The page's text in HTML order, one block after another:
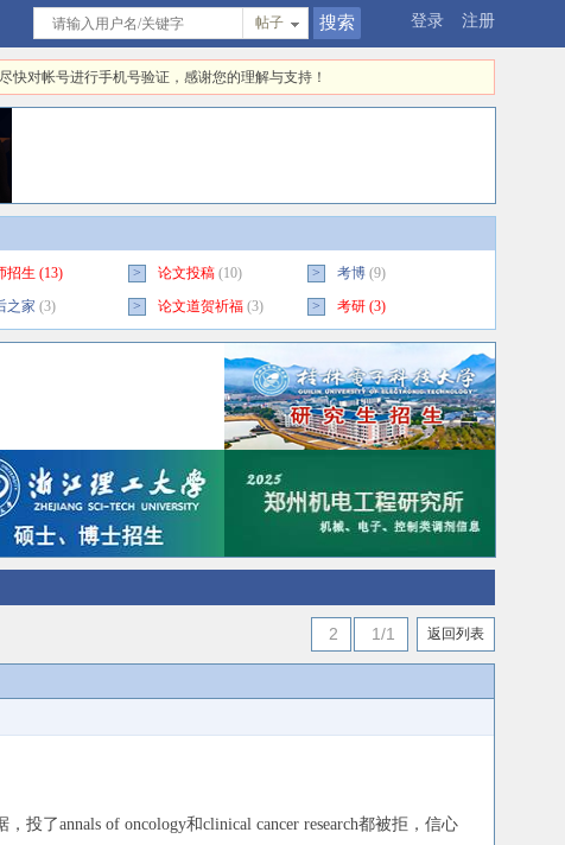
登录 注册
帖子
快对帐号进行手机号验证，感谢您的理解与支持！
招生 (13) > 论文投稿(10) > 考博(9)
之家 (3) > 论文道贺祈福(3) > 考研(3)
2 1/1 返回列表
了annals of oncology和clinical cancer research都被拒，信心